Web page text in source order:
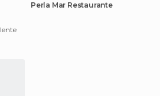
Perla Mar Restaurante